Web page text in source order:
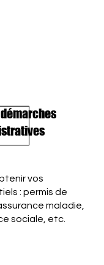
vos
: permis de
maladie,
sociale, etc.